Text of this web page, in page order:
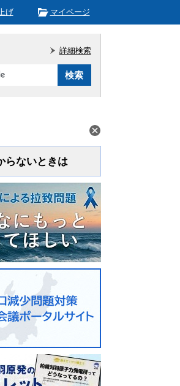
げ マイページ
詳細検索
らないときは